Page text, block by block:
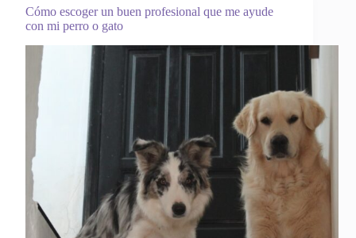
Cómo escoger un buen profesional que me ayude
con mi perro o gato